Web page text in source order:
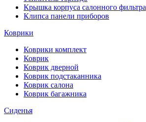
Крышка корпуса салонного фильтра
Клипса панели приборов
Коврики
Коврики комплект
Коврик
Коврик дверной
Коврик подстаканника
Коврик салона
Коврик багажника
Сиденья